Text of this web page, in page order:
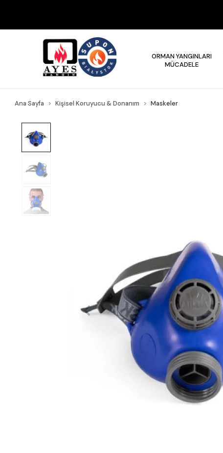
ORMAN YANGINLARI
MÜCADELE
Ana Sayfa Kişisel Koruyucu & Donanım Maskeler